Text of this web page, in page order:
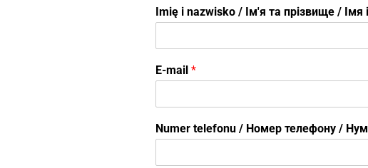
Imię i nazwisko / Ім'я та прізвище / Імя
E-mail *
i
N
m
Numer telefonu / Номер телефону /